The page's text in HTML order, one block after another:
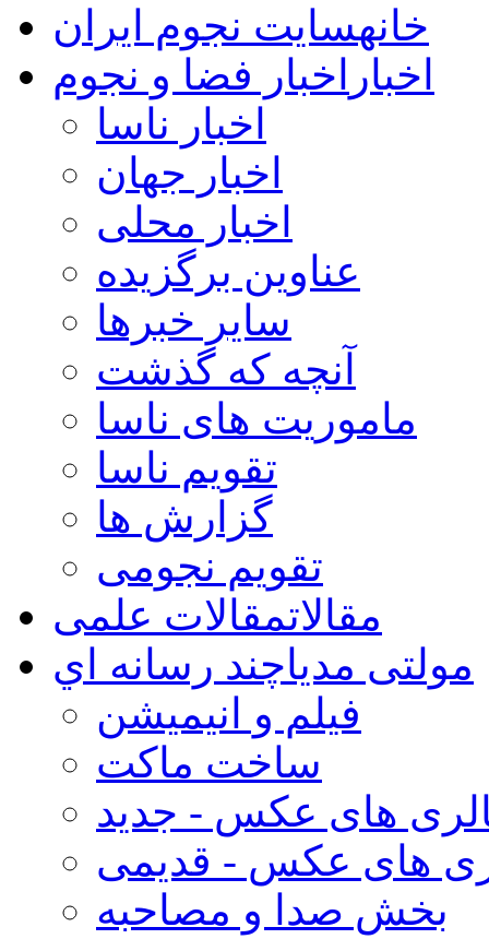
خانهسایت نجوم ایران
اخبار اخبار فضا و نجوم
اخبار ناسا
اخبار جهان
اخبار محلی
عناوین برگزیده
سایر خبرها
آنچه که گذشت
ماموریت های ناسا
تقویم ناسا
گزارش ها
تقویم نجومی
مقالاتمقالات علمی
مولتی مدیاچند رسانه اي
فیلم و انیمیشن
ساخت ماکت
های عکس - جدید
های عکس - قدیمی
بخش صدا و مصاحبه